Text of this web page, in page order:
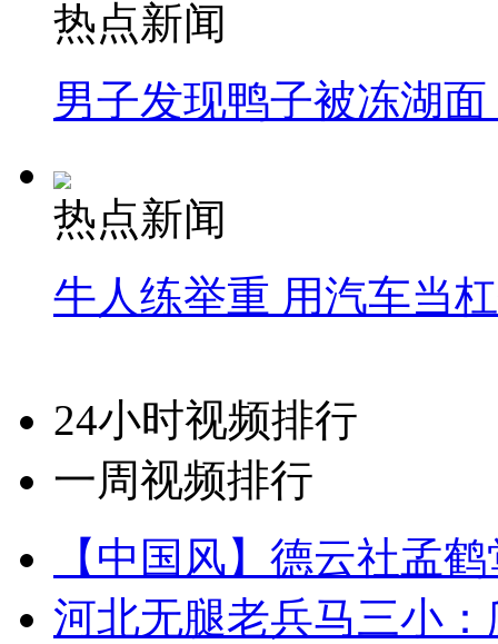
热点新闻
男子发现鸭子被冻湖
热点新闻
牛人练举重 用汽车当
24小时视频排行
一周视频排行
【中国风】德云社孟
河北无腿老兵马三小